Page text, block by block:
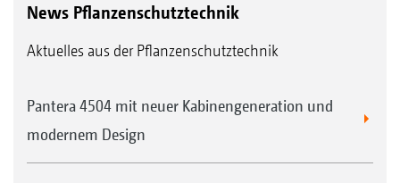
News Pflanzenschutztechnik
Aktuelles aus der Pflanzenschutztechnik
Pantera 4504 mit neuer Kabinengeneration und
modernem Design